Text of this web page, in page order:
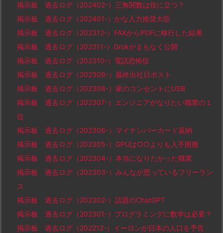
掲示板 過去ログ（202402-）三角関数は役に立つ？
掲示板 過去ログ（202401-）かな入力推奨大臣
掲示板 過去ログ（202312-）FAXからPDFに移行した結果
掲示板 過去ログ（202311-）Grokがまもなく公開
掲示板 過去ログ（202310-）電話恐怖症
掲示板 過去ログ（202309-）最終出社日ポスト
掲示板 過去ログ（202308-）家のコンセントにUSB
掲示板 過去ログ（202307-）エンジニアがなりたい職業の１
位
掲示板 過去ログ（202306-）マイナンバーカード返納
掲示板 過去ログ（202305-）GPUは○○よりも入手困難
掲示板 過去ログ（202304-）本当になりたかった職業
掲示板 過去ログ（202303-）みんなが思っているフリーラン
ス
掲示板 過去ログ（202302-）話題のChatGPT
掲示板 過去ログ（202301-）プログラミングに数学は必要？
掲示板 過去ログ（202212-）イーロンが日本の人口を予言